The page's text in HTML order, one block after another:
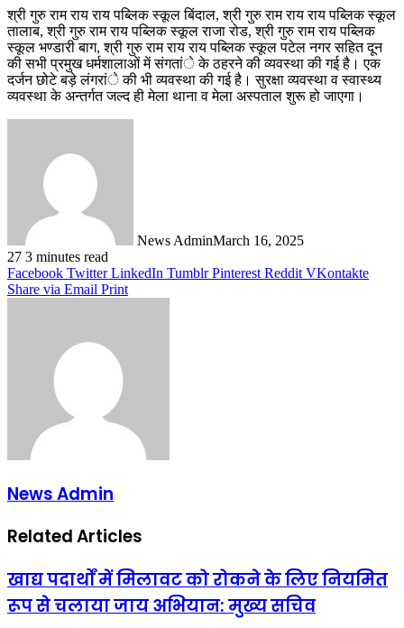
श्री गुरु राम राय राय पब्लिक स्कूल बिंदाल, श्री गुरु राम राय राय पब्लिक स्कूल
तालाब, श्री गुरु राम राय पब्लिक स्कूल राजा रोड, श्री गुरु राम राय पब्लिक
स्कूल भण्डारी बाग, श्री गुरु राम राय राय पब्लिक स्कूल पटेल नगर सहित दून
की सभी प्रमुख धर्मशालाओं में संगतांे के ठहरने की व्यवस्था की गई है। एक
दर्जन छोटे बड़े लंगरांे की भी व्यवस्था की गई है। सुरक्षा व्यवस्था व स्वास्थ्य
व्यवस्था के अन्तर्गत जल्द ही मेला थाना व मेला अस्पताल शुरू हो जाएगा।
News AdminMarch 16, 2025
27 3 minutes read
Facebook Twitter LinkedIn Tumblr Pinterest Reddit VKontakte
Share via Email Print
News Admin
Related Articles
खाद्य पदार्थों में मिलावट को रोकने के लिए नियमित
रूप से चलाया जाय अभियान: मुख्य सचिव